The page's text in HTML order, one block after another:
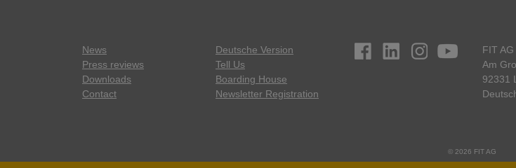
News
Press reviews
Downloads
Contact
Deutsche Version
Tell Us
Boarding House
Newsletter Registration
FIT AG
Am
92331
© 2026 FIT AG